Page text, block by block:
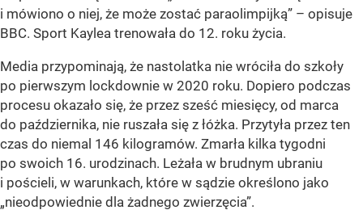
i mówiono o niej, że może zostać paraolimpijką” – opisuje
BBC. Sport Kaylea trenowała do 12. roku życia.
Media przypominają, że nastolatka nie wróciła do szkoły
po pierwszym lockdownie w 2020 roku. Dopiero podczas
procesu okazało się, że przez sześć miesięcy, od marca
do października, nie ruszała się z łóżka. Przytyła przez ten
czas do niemal 146 kilogramów. Zmarła kilka tygodni
po swoich 16. urodzinach. Leżała w brudnym ubraniu
i pościeli, w warunkach, które w sądzie określono jako
„nieodpowiednie dla żadnego zwierzęcia”.